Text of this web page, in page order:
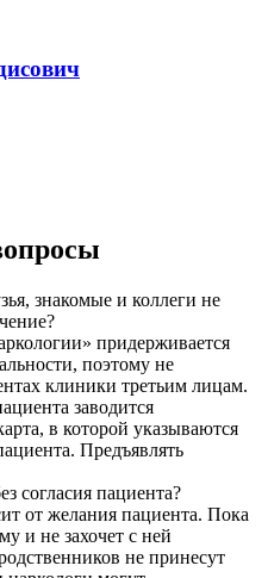
знакомые и коллеги не
придерживается
поэтому не
клиники третьим лицам.
заводится
в которой указываются
Предъявлять
согласия пациента?
от желания пациента. Пока
и не захочет с ней
не принесут